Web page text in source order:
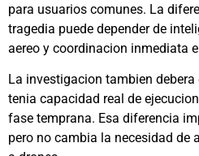
para usuarios comunes. La
tragedia puede depender de
aereo y coordinacion inmediata
La investigacion tambien
tenia capacidad real de
fase temprana. Esa diferencia
pero no cambia la necesidad de